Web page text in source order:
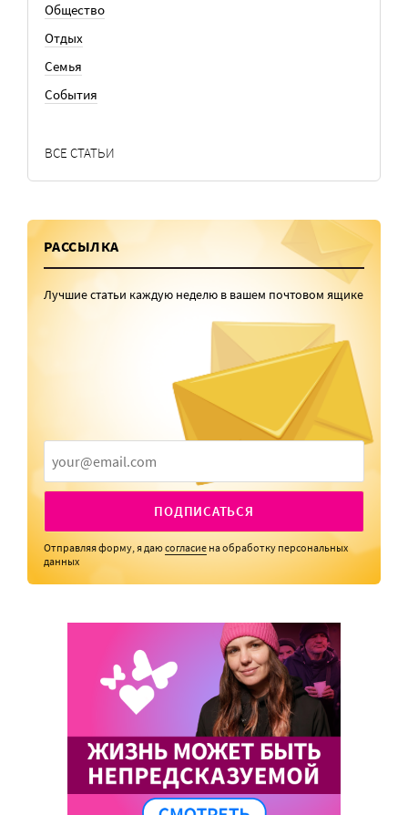
Общество
Отдых
Семья
События
ВСЕ СТАТЬИ
РАССЫЛКА
Лучшие статьи каждую неделю в вашем почтовом ящике
ПОДПИСАТЬСЯ
Отправляя форму, я даюсогласие на обработку персональных
данных